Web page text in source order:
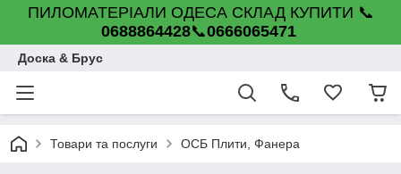
ПИЛОМАТЕРІАЛИ ОДЕСА СКЛАД КУПИТИ 📞
0688864428📞0666065471
Доска & Брус
Товари та послуги ОСБ Плити, Фанера